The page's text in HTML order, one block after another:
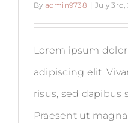
By admin9738 | July 3rd,
Lorem ipsum
adipiscing elit.
risus, sed dapibus
Praesent ut